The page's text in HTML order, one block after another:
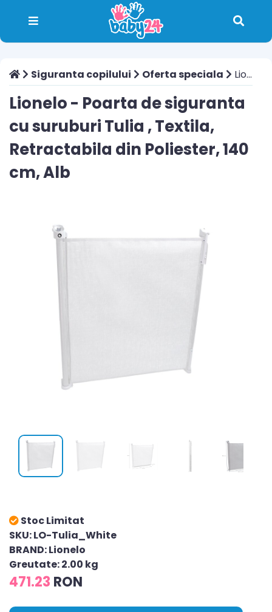
Siguranta copilului Oferta speciala Lionelo - Poarta de siguranta cu suruburi Tulia , Textila, Retractabila din Poliester, 140 cm, Alb
Lionelo - Poarta de siguranta
cu suruburi Tulia , Textila,
Retractabila din Poliester, 140
cm, Alb
Stoc Limitat
SKU: LO-Tulia_White
BRAND: Lionelo
Greutate: 2.00 kg
471.23 RON